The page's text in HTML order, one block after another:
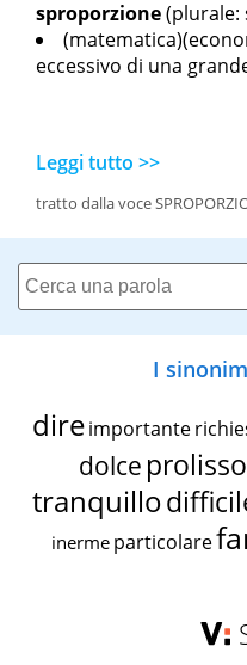
sproporzione(plurale:
eccessivo di una
Leggi tutto >>
tratto dalla voce
I
dire importante
dolce prolisso
tranquillo
inerme particolare